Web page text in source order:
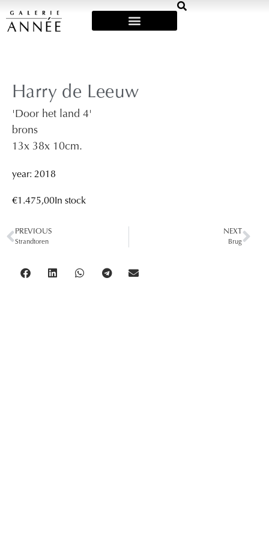
Harry de Leeuw
'Door het land 4'
brons
13x 38x 10cm.
year: 2018
€1.475,00In stock
PREVIOUS
Strandtoren
NEXT
Brug